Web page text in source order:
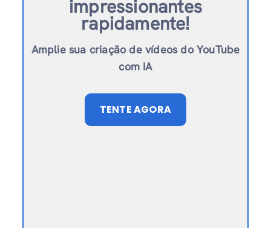
impressionantes
rapidamente!
Amplie sua criação de vídeos do YouTube
com IA
TENTE AGORA